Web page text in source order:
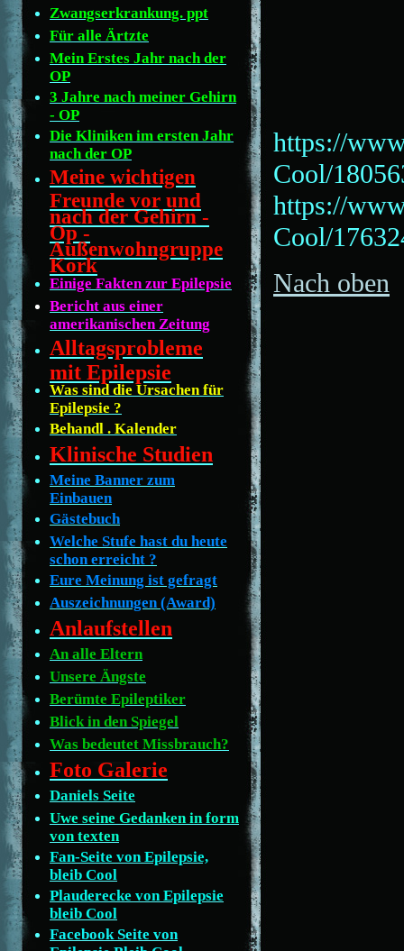
Zwangserkrankung. ppt
Für alle Ärtzte
Mein Erstes Jahr nach der
OP
3 Jahre nach meiner Gehirn
- OP
Die Kliniken im ersten Jahr
nach der OP
Meine wichtigen
Freunde vor und
nach der Gehirn -
Op -
Außenwohngruppe
Kork
Einige Fakten zur Epilepsie
Bericht aus einer
amerikanischen Zeitung
Alltagsprobleme
mit Epilepsie
Was sind die Ursachen für
Epilepsie ?
Behandl . Kalender
Klinische Studien
Meine Banner zum
Einbauen
Gästebuch
Welche Stufe hast du heute
schon erreicht ?
Eure Meinung ist gefragt
Auszeichnungen (Award)
Anlaufstellen
An alle Eltern
Unsere Ängste
Berümte Epileptiker
Blick in den Spiegel
Was bedeutet Missbrauch?
Foto Galerie
Daniels Seite
Uwe seine Gedanken in form
von texten
Fan-Seite von Epilepsie,
bleib Cool
Plauderecke von Epilepsie
bleib Cool
Facebook Seite von
https://
Cool/
https://
Cool/
Nach oben